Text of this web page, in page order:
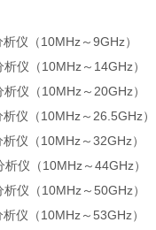
（10MHz～9GHz）
（10MHz～14GHz）
（10MHz～20GHz）
（10MHz～26.5GHz）
（10MHz～32GHz）
（10MHz～44GHz）
（10MHz～50GHz）
（10MHz～53GHz）